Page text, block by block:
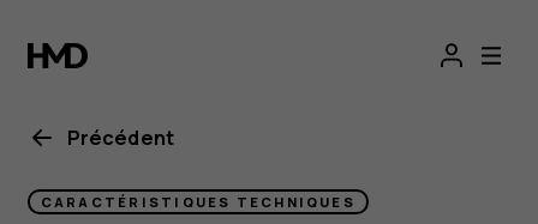
Nokia
8.1Précédent
CARACTÉRISTIQUES TECHNIQUES